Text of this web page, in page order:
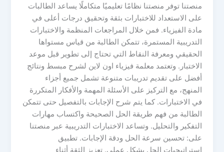
منصتنا توفر منصتنا نظامًا تعليميًا متكاملًا يساعد الطالبات
على الاستعداد للاختبارات بثقة وتحقيق درجات أعلى في
مادة الفيزياء. فمن خلال المراجعات المنظمة والاختبارات
التدريبية المستمرة، تتمكن الطالبة من قياس مستواها
الحقيقي ومعرفة النقاط التي تحتاج إلى تطوير قبل موعد
الاختبار. وتعتمد معلمة فيزياء اون لاين لشرح مبسط ونتائج
أفضل على تقديم تدريبات متنوعة تشمل جميع أجزاء
المنهج، مع التركيز على الأسئلة المهمة والأفكار المتكررة
في الاختبارات. كما يتم شرح الإجابات بالتفصيل حتى تتمكن
الطالبة من فهم طريقة الحل الصحيحة واكتساب مهارات
التفكير والتحليل. وتساعد الاختبارات التدريبية عبر منصتنا
على: تحسين سرعة الحل ودقة الإجابات. تطبيق
استراتيجيات الحل بشكل عملي. تعزيز الثقة أثناء